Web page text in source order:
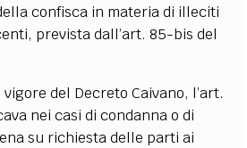
confisca in materia di illeciti
prevista dall’art. 85-bis del
del Decreto Caivano, l’art.
nei casi di condanna o di
su richiesta delle parti ai